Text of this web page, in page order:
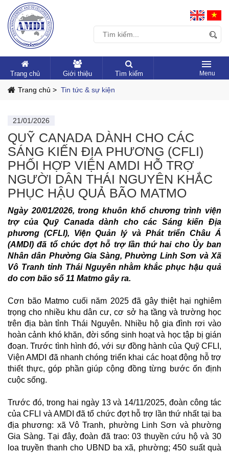
Trang chủ Giới thiệu Tìm kiếm
Trang chủ > Tin tức & sự kiện
21/01/2026
QUỸ CANADA DÀNH CHO CÁC
SÁNG KIẾN ĐỊA PHƯƠNG (CFLI)
PHỐI HỢP VIỆN AMDI HỖ TRỢ
NGƯỜI DÂN THÁI NGUYÊN KHẮC
PHỤC HẬU QUẢ BÃO MATMO
Ngày 20/01/2026, trong khuôn khổ chương trình viện
trợ của Quỹ Canada dành cho các Sáng kiến Địa
phương (CFLI), Viện Quản lý và Phát triển Châu Á
(AMDI) đã tổ chức đợt hỗ trợ lần thứ hai cho Ủy ban
Nhân dân Phường Gia Sàng, Phường Linh Sơn và Xã
Vô Tranh tỉnh Thái Nguyên nhằm khắc phục hậu quả
do cơn bão số 11 Matmo gây ra.
Cơn bão Matmo cuối năm 2025 đã gây thiệt hại nghiêm
trọng cho nhiều khu dân cư, cơ sở hạ tầng và trường học
trên địa bàn tỉnh Thái Nguyên. Nhiều hộ gia đình rơi vào
hoàn cảnh khó khăn, đời sống sinh hoạt và học tập bị gián
đoạn. Trước tình hình đó, với sự đồng hành của Quỹ CFLI,
Viện AMDI đã nhanh chóng triển khai các hoạt động hỗ trợ
thiết thực, góp phần giúp cộng đồng từng bước ổn định
cuộc sống.
Trước đó, trong hai ngày 13 và 14/11/2025, đoàn công tác
của CFLI và AMDI đã tổ chức đợt hỗ trợ lần thứ nhất tại ba
địa phương: xã Vô Tranh, phường Linh Sơn và phường
Gia Sàng. Tại đây, đoàn đã trao:03 thuyền cứu hộ và 30
loa truyền thanh cho UBND ba xã, phường; 450 suất quà